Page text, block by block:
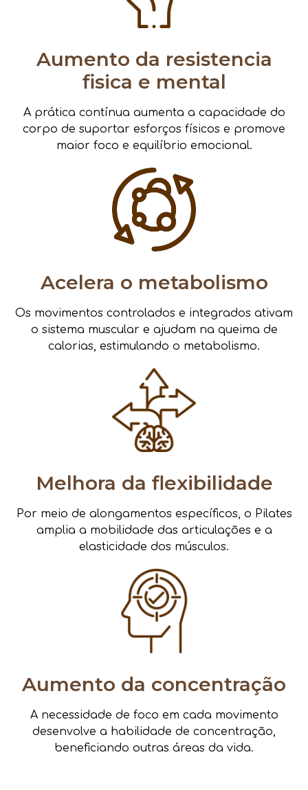
Aumento da resistencia
fisica e mental
A prática contínua aumenta a capacidade do
corpo de suportar esforços físicos e promove
maior foco e equilíbrio emocional.
Acelera o metabolismo
Os movimentos controlados e integrados ativam
o sistema muscular e ajudam na queima de
calorias, estimulando o metabolismo.
Melhora da flexibilidade
Por meio de alongamentos específicos, o Pilates
amplia a mobilidade das articulações e a
elasticidade dos músculos.
Aumento da concentração
A necessidade de foco em cada movimento
desenvolve a habilidade de concentração,
beneficiando outras áreas da vida.